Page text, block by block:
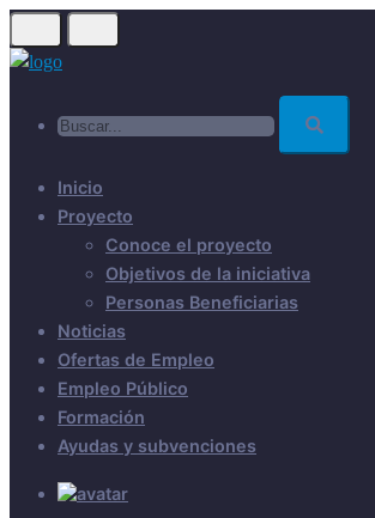
Skip
to
Inicio
Proyecto
Conoce el proyecto
Objetivos de la iniciativa
Personas Beneficiarias
Noticias
Ofertas de Empleo
Empleo Público
Formación
Ayudas y subvenciones